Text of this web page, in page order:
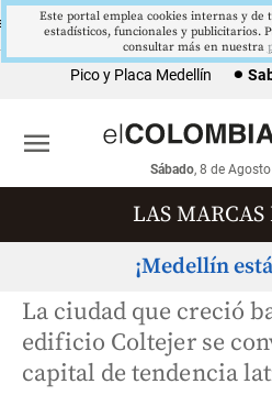
US$73,48
▼ 1.12
OROUS$3342,60
▲ 8.20
COLCAP
Pico y Placa Medellín
Sábado, 8 de
menu
LAS
¡Medellín
La ciudad que creció
edificio Coltejer se
capital de tendencia
Este portal emplea cookies internas y de
estadísticos, funcionales y publicitarios.
consultar más en nuestra